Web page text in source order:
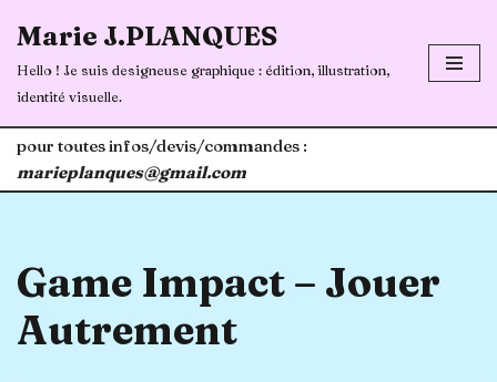
Marie J.PLANQUES
Hello ! Je suis designeuse graphique : édition, illustration,
identité visuelle.
pour toutes infos/devis/commandes :
marieplanques@gmail.com
Game Impact – Jouer
Autrement